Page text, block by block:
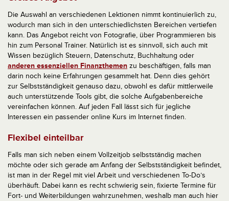
Die Auswahl an verschiedenen Lektionen nimmt kontinuierlich zu,
wodurch man sich in den unterschiedlichsten Bereichen vertiefen
kann. Das Angebot reicht von Fotografie, über Programmieren bis
hin zum Personal Trainer. Natürlich ist es sinnvoll, sich auch mit
Wissen bezüglich Steuern, Datenschutz, Buchhaltung oder
anderen essenziellen Finanzthemen zu beschäftigen, falls man
darin noch keine Erfahrungen gesammelt hat. Denn dies gehört
zur Selbstständigkeit genauso dazu, obwohl es dafür mittlerweile
auch unterstützende Tools gibt, die solche Aufgabenbereiche
vereinfachen können. Auf jeden Fall lässt sich für jegliche
Interessen ein passender online Kurs im Internet finden.
Flexibel einteilbar
Falls man sich neben einem Vollzeitjob selbstständig machen
möchte oder sich gerade am Anfang der Selbstständigkeit befindet,
ist man in der Regel mit viel Arbeit und verschiedenen To-Do’s
überhäuft. Dabei kann es recht schwierig sein, fixierte Termine für
Fort- und Weiterbildungen wahrzunehmen, weshalb man auch hier